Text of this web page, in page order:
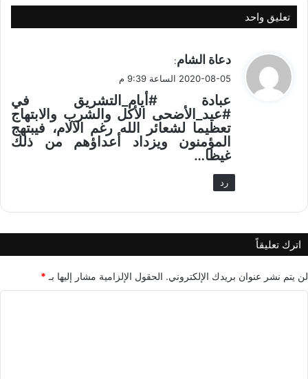
تعليق واحد
ي
ل
دعاة الشام:
2020-08-05 الساعة 9:39 م
عبادة #أيام_التشريق في
#عيد_الأضحى الأكل والشرب والابتهاج
تعظيما لشعائر الله رغم الآلام، فيبتهج
المؤمنون ويزداد أعداؤهم من ذلك
غيظا…
رد
اترك تعليقاً
لن يتم نشر عنوان بريدك الإلكتروني. الحقول الإلزامية مشار إليها بـ *